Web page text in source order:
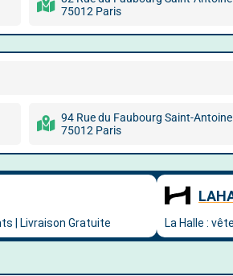
75012 Paris
94 Rue du Faubourg Saint-Antoine
75012 Paris